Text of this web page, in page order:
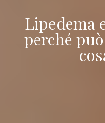
Lipedema
perché